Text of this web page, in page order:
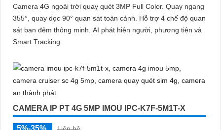
Camera 4G ngoài trời quay quét 3MP Full Color. Quay ngang
355°, quay dọc 90° quan sát toàn cảnh. Hỗ trợ 4 chế độ quan
sát ban đêm thông minh. AI phát hiện người, phương tiện và
Smart Tracking
CAMERA IP PT 4G 5MP IMOU IPC-K7F-5M1T-X